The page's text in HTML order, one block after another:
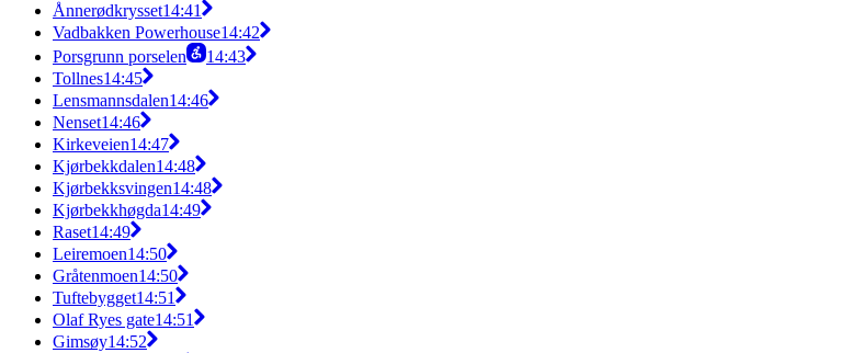
Ånnerødkrysset14:41
Vadbakken Powerhouse14:42
Porsgrunn porselen
14:43
Tollnes14:45
Lensmannsdalen14:46
Nenset14:46
Kirkeveien14:47
Kjørbekkdalen14:48
Kjørbekksvingen14:48
Kjørbekkhøgda14:49
Raset14:49
Leiremoen14:50
Gråtenmoen14:50
Tuftebygget14:51
Olaf Ryes gate14:51
Gimsøy14:52